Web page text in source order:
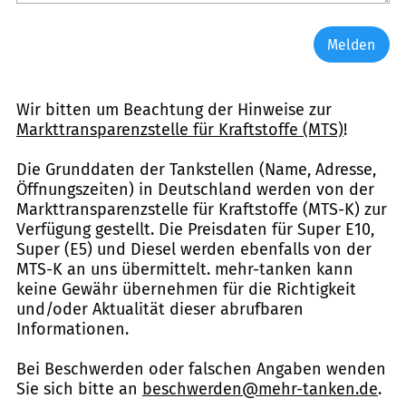
Melden
Wir bitten um Beachtung der Hinweise zur
Markttransparenzstelle für Kraftstoffe (MTS)!
Die Grunddaten der Tankstellen (Name, Adresse,
Öffnungszeiten) in Deutschland werden von der
Markttransparenzstelle für Kraftstoffe (MTS-K) zur
Verfügung gestellt. Die Preisdaten für Super E10,
Super (E5) und Diesel werden ebenfalls von der
MTS-K an uns übermittelt. mehr-tanken kann
keine Gewähr übernehmen für die Richtigkeit
und/oder Aktualität dieser abrufbaren
Informationen.
Bei Beschwerden oder falschen Angaben wenden
Sie sich bitte an beschwerden@mehr-tanken.de.